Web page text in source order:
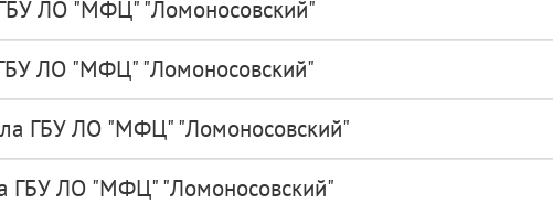
ЛО "МФЦ" "Ломоносовский"
ЛО "МФЦ" "Ломоносовский"
ГБУ ЛО "МФЦ" "Ломоносовский"
ГБУ ЛО "МФЦ" "Ломоносовский"